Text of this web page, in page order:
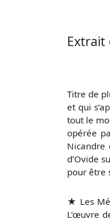
Titre de
et qui
tout le
opérée
Nicandre
d’Ovide
pour être
★ Les
L’œuvre